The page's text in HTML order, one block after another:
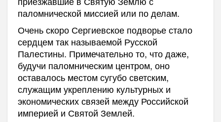
паломнической миссией или по делам.
Очень скоро Сергиевское подворье стало
сердцем так называемой Русской
Палестины. Примечательно то, что даже,
будучи паломническим центром, оно
оставалось местом сугубо светским,
служащим укреплению культурных и
экономических связей между Российской
империей и Святой Землей.